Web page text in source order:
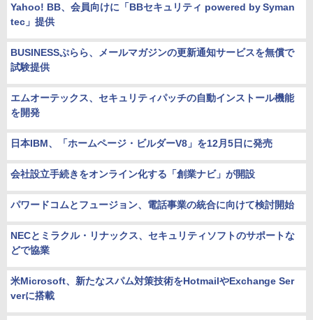
Yahoo! BB、会員向けに「BBセキュリティ powered by Syman
tec」提供
BUSINESSぷらら、メールマガジンの更新通知サービスを無償で
試験提供
エムオーテックス、セキュリティパッチの自動インストール機能
を開発
日本IBM、「ホームページ・ビルダーV8」を12月5日に発売
会社設立手続きをオンライン化する「創業ナビ」が開設
パワードコムとフュージョン、電話事業の統合に向けて検討開始
NECとミラクル・リナックス、セキュリティソフトのサポートな
どで協業
米Microsoft、新たなスパム対策技術をHotmailやExchange Ser
verに搭載